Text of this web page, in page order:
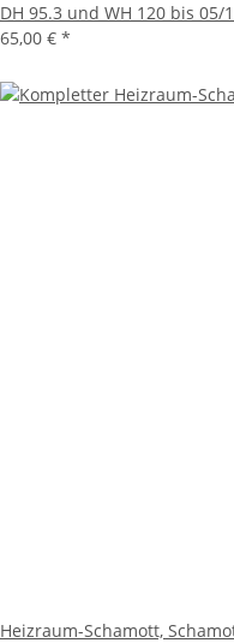
DH 95.3 und WH 120 bis
65,00 € *
Heizraum-Schamott,